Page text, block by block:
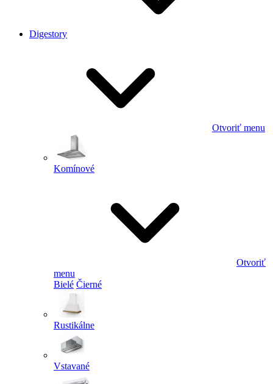
Digestory
Otvoriť menu
Komínové
Otvoriť
menu
Bielé Čierné
Rustikálne
Vstavané